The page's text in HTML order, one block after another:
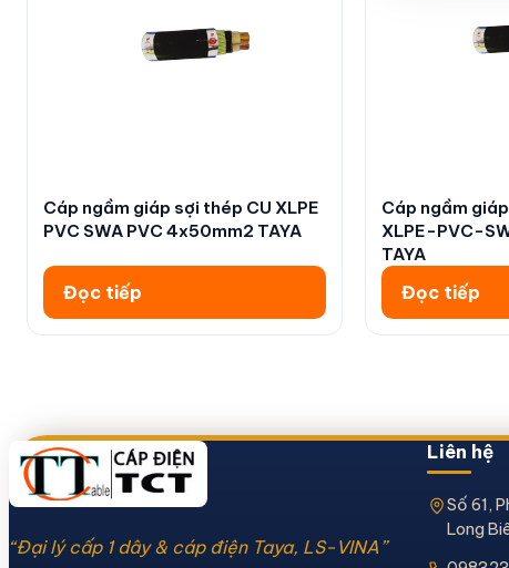
Cáp ngầm giáp sợi thép CU XLPE
PVC SWA PVC 4x50mm2 TAYA
Đọc tiếp
Cáp ngầm
XLPE-PVC-
TAYA
Đọc tiếp
“Đại lý cấp 1 dây & cáp điện Taya, LS-VINA”
Liên hệ
Số 61,
Long